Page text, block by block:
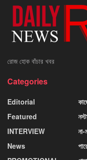
রোজ হোক বাঁচার খবর
Categories
Editorial
Featured
INTERVIEW
News
না-